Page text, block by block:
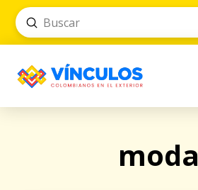
Search
Submit
moda